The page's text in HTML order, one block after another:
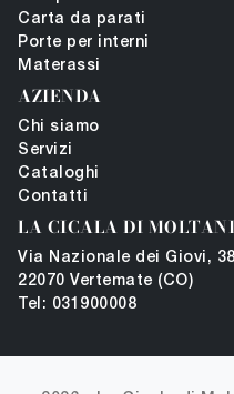
Carta da parati
Porte per interni
Materassi
AZIENDA
Chi siamo
Servizi
Cataloghi
Contatti
LA CICALA DI
Via Nazionale dei Giovi, 38
22070 Vertemate (CO)
Tel: 031900008